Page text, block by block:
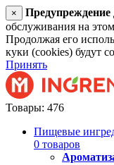
× Предупреждение
обслуживания на
Продолжая его
куки (cookies) будут
Принять
Товары: 476
Пищевые
0 товаров